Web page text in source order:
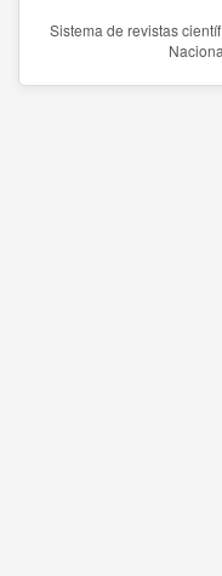
Sistema de revistas